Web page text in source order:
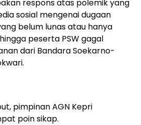
respons atas polemik yang
sosial mengenai dugaan
belum lunas atau hanya
peserta PSW gagal
dari Bandara Soekarno-
pimpinan AGN Kepri
poin sikap.